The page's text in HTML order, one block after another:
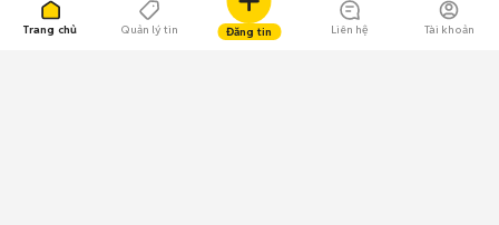
Trang chủ Quản lý tin Đăng tin Liên hệ Tài khoản